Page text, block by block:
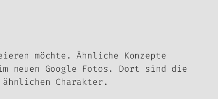
möchte. Ähnliche Konzepte
neuen Google Fotos. Dort sind die
Charakter.